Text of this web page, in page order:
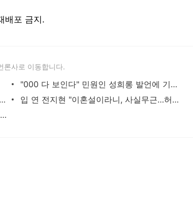
배포 금지.
론사로 이동합니다.
"000 다 보인다" 민원인 성희롱 발언에 기절한 여성 공무원…입원 치료
200㎏ 비단뱀 허리에 감고 즐거운 질주…`간큰` 말레이 오토바이맨
입 연 전지현 "이혼설이라니, 사실무근…허위사실에 법적 조치"[전문]
탈레반 총격에 구사일생 말랄라…패션잡지 `보그` 뜨겁게 달궜다